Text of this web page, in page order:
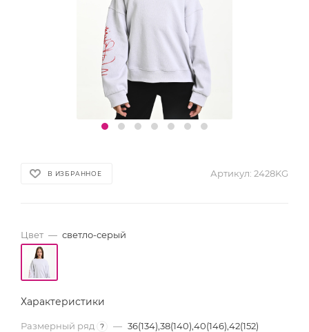
В ИЗБРАННОЕ Артикул: 2428KG
Цвет — светло-серый
Характеристики
Размерный ряд ? — 36(134),38(140),40(146),42(152)